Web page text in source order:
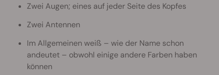
Zwei Augen; eines auf jeder Seite des Kopfes
Zwei Antennen
Im Allgemeinen weiß – wie der Name schon
andeutet – obwohl einige andere Farben haben
können